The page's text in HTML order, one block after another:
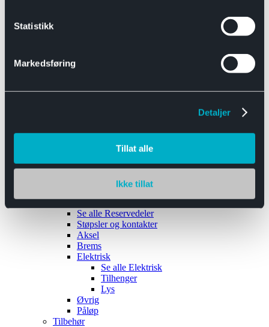
Statistikk
Markedsføring
Detaljer
Tillat alle
Ikke tillat
Båthengere
Reservedeler
Se alle Reservedeler
Støpsler og kontakter
Aksel
Brems
Elektrisk
Se alle Elektrisk
Tilhenger
Lys
Øvrig
Påløp
Tilbehør